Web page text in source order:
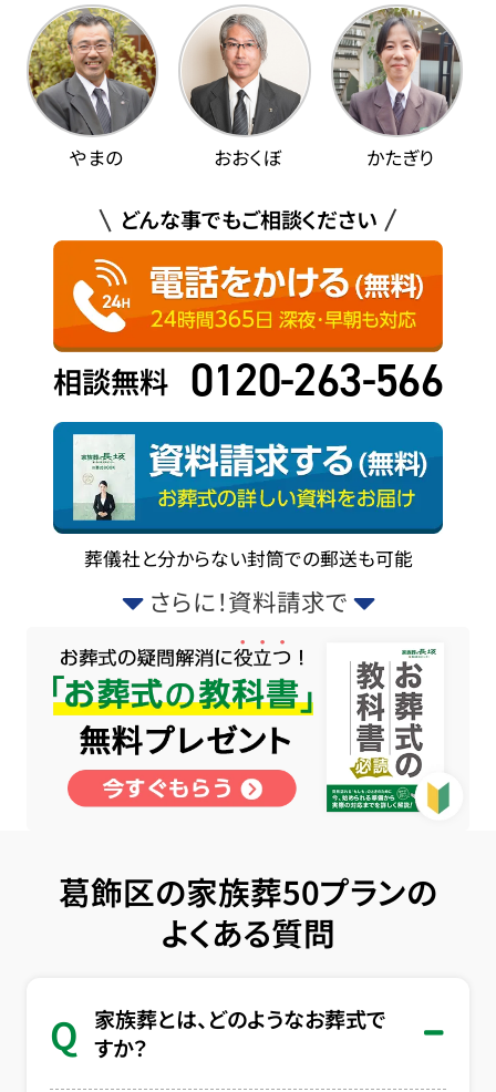
やまの おおくぼ かたぎり
どんな事でもご相談ください
相談無料 0120-263-566
葬儀社と分からない封筒での郵送も可能
さらに！資料請求で
葛飾区の家族葬50プランの
よくある質問
Q
家族葬とは、どのようなお葬式で
すか？